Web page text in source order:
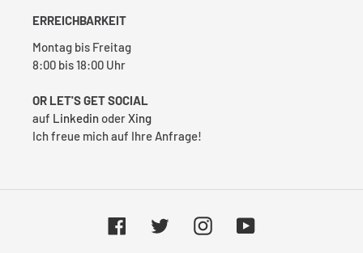
ERREICHBARKEIT
Montag bis Freitag
8:00 bis 18:00 Uhr
OR LET'S GET SOCIAL
auf LinkedinoderXing
Ich freue mich auf Ihre Anfrage!
Facebook TwitterInstagramYouTube